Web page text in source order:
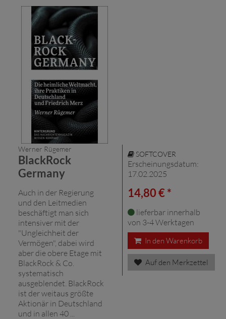
Werner Rügemer
BlackRock
Germany
Auch in der Regierung
und den Leitmedien
beschäftigt man sich
intensiver mit der
"Ungleichheit der
Vermögen", dabei wird
aber die obere Etage mit
BlackRock & Co.
systematisch
ausgeblendet. BlackRock
ist der weitaus größte
Aktionär in Deutschland
und in allen 40 ...
SOFTCOVER
Erscheinungsdatum:
17.02.2025
14,80 € *
lieferbar innerhalb
von 3-4 Werktagen
In den Warenkorb
Auf den Merkzettel